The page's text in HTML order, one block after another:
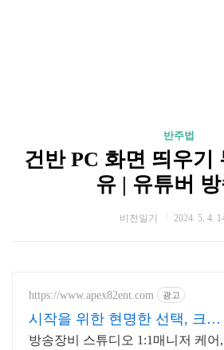
반주법
건반 PC 화면 띄우기
유 | 유튜버
비전일기 2024. 5. 4.
https://www.apex82ent.com 광고
시작을 위한 현명한 선택, 크리
에이터, BJ 상시 모집
방송장비 스튜디오 1:1매니저 케어,